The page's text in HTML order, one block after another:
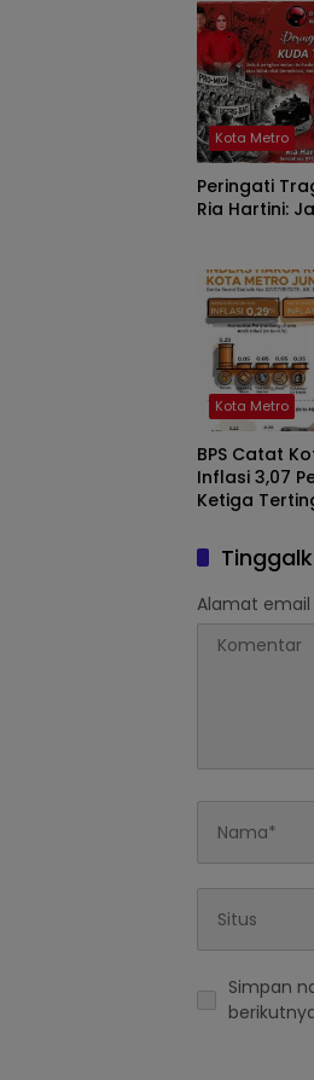
Kota Metro
Peringati
Ria Hartini:
Kota Metro
BPS Catat
Inflasi 3,07
Ketiga
Alamat email
Simpan